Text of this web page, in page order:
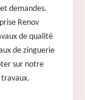
demandes.
Renov
de qualité
de zinguerie
sur notre